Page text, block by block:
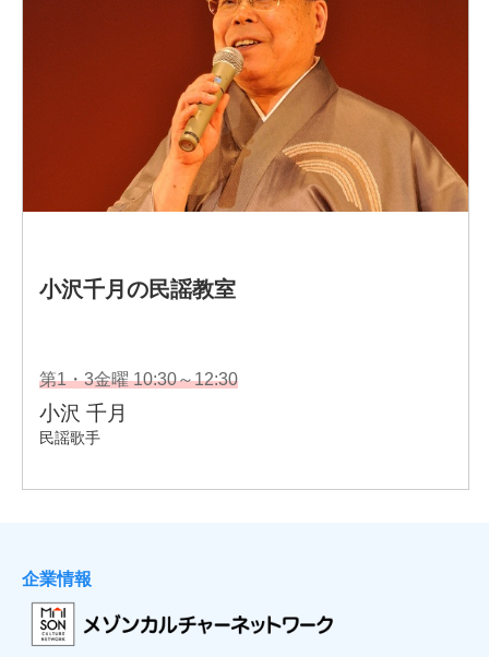
企業情報